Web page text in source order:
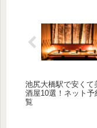
池尻大橋駅で安くて
酒屋10選！ネット予
覧